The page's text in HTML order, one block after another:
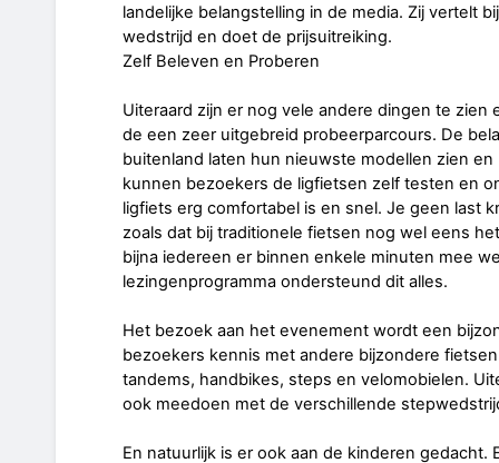
landelijke belangstelling in de media. Zij vertelt
wedstrijd en doet de prijsuitreiking.
Zelf Beleven en Proberen
Uiteraard zijn er nog vele andere dingen te
de een zeer uitgebreid probeerparcours. De
buitenland laten hun nieuwste modellen zien
kunnen bezoekers de ligfietsen zelf testen en
ligfiets erg comfortabel is en snel. Je geen last
zoals dat bij traditionele fietsen nog wel eens
bijna iedereen er binnen enkele minuten mee
lezingenprogramma ondersteund dit alles.
Het bezoek aan het evenement wordt een
bezoekers kennis met andere bijzondere
tandems, handbikes, steps en velomobielen.
ook meedoen met de verschillende
En natuurlijk is er ook aan de kinderen gedacht.